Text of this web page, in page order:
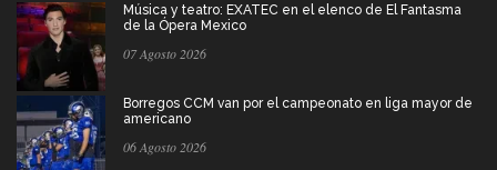
Música y teatro: EXATEC en el elenco de El Fantasma
de la Ópera Mexico
07 Agosto 2026
Borregos CCM van por el campeonato en liga mayor de
americano
06 Agosto 2026